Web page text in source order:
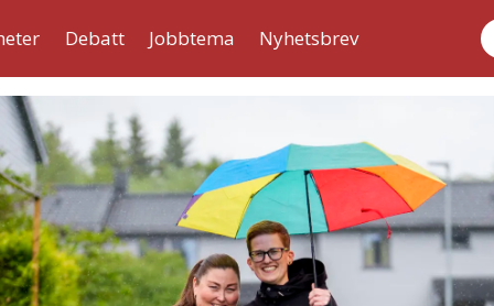
Debatt Jobbtema Nyhetsbrev